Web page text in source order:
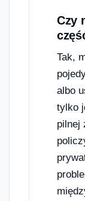
Czy
Tak,
albo
tylko
pilnej